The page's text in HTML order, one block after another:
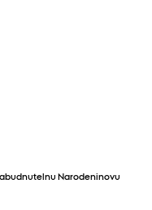
Narodeninovu